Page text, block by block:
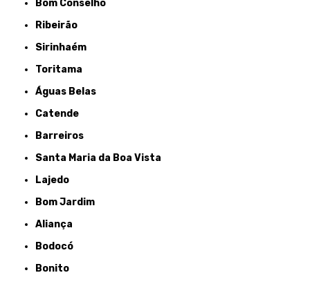
Bom Conselho
Ribeirão
Sirinhaém
Toritama
Águas Belas
Catende
Barreiros
Santa Maria da Boa Vista
Lajedo
Bom Jardim
Aliança
Bodocó
Bonito